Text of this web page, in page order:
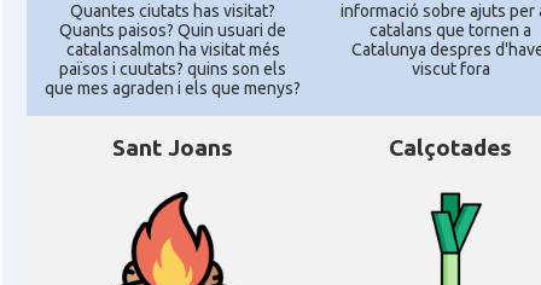
Quantes ciutats has visitat?
Quants paisos? Quin usuari de
catalansalmon ha visitat més
països i cuutats? quins son els
que mes agraden i els que menys?
informació sobre ajuts per
catalans que tornen a
Catalunya despres
viscut fora
Sant Joans Calçotades